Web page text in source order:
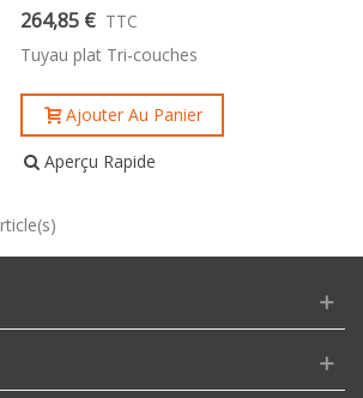
264,85 € TTC
Tuyau plat Tri-couches
Ajouter Au Panier
Aperçu Rapide